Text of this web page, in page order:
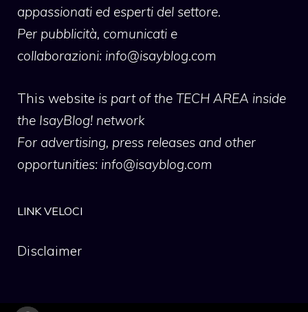
appassionati ed esperti del settore.
Per pubblicità, comunicati e
collaborazioni: info@isayblog.com
This website is part of the TECH AREA inside
the IsayBlog! network
For advertising, press releases and other
opportunities: info@isayblog.com
LINK VELOCI
Disclaimer